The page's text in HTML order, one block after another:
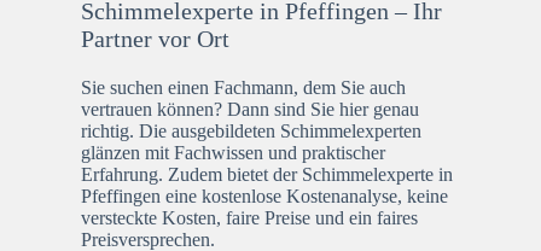
Schimmelexperte in Pfeffingen – Ihr
Partner vor Ort
Sie suchen einen Fachmann, dem Sie auch
vertrauen können? Dann sind Sie hier genau
richtig. Die ausgebildeten Schimmelexperten
glänzen mit Fachwissen und praktischer
Erfahrung. Zudem bietet der Schimmelexperte in
Pfeffingen eine kostenlose Kostenanalyse, keine
versteckte Kosten, faire Preise und ein faires
Preisversprechen.